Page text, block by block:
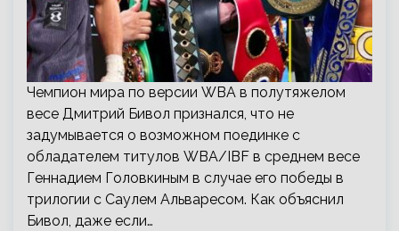
Чемпион мира по версии WBA в полутяжелом
весе Дмитрий Бивол признался, что не
задумывается о возможном поединке с
обладателем титулов WBA/IBF в среднем весе
Геннадием Головкиным в случае его победы в
трилогии с Саулем Альваресом. Как объяснил
Бивол, даже если…